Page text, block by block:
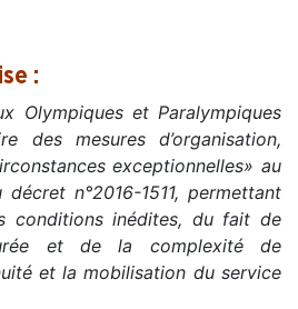
:
Olympiques et Paralympiques
des mesures d’organisation,
exceptionnelles» au
n°2016-1511, permettant
conditions inédites, du fait de
et de la complexité de
et la mobilisation du service